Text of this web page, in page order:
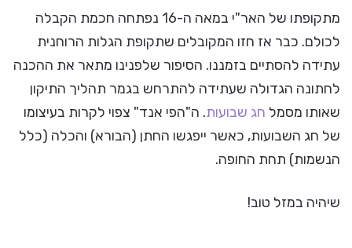
מתקופתו של האר"י במאה ה-16 נפתחה חכמת הקבלה
לכולם. כבר אז חזו המקובלים שתקופת הגלות הרוחנית
עתידה להסתיים בזמננו. הסיפור שלפנינו מתאר את ההכנה
לחתונה הגדולה שעתידה להתרחש בגמר תהליך התיקון
שאותו מסמל חג שבועות. ה"הפי אנד" צפוי לקרות בעיצומו
של חג השבועות, כאשר ייפגשו החתן (הבורא) והכלה (כלל
הנשמות) תחת החופה.
שיהיה במזל טוב!